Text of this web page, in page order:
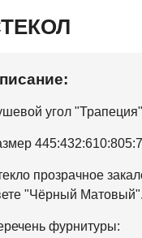
угол
прозрачное
"Чёрный Матовый".
фурнитуры: